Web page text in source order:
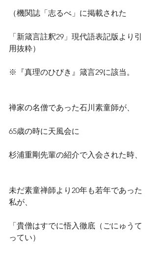
（機関誌「志るべ」に掲載された
「新箴言註釈29」現代語表記版より引
用抜粋）
※『真理のひびき』箴言29に該当。
禅家の名僧であった石川素童師が、
65歳の時に天風会に
杉浦重剛先輩の紹介で入会された時、
未だ素童禅師より20年も若年であった
私が、
「貴僧はすでに悟入徹底（ごにゅうて
ってい）